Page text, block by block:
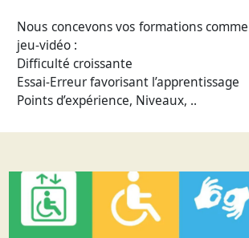
Nous concevons vos formations
jeu-vidéo :
Difficulté croissante
Essai-Erreur favorisant l’apprentissage
Points d’expérience, Niveaux, ..